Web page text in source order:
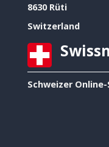
8630 Rüti
Switzerland
Schweizer